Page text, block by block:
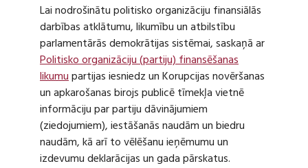
Lai nodrošinātu politisko organizāciju finansiālās
darbības atklātumu, likumību un atbilstību
parlamentārās demokrātijas sistēmai, saskaņā ar
Politisko organizāciju (partiju) finansēšanas
likumupartijas iesniedz un Korupcijas novēršanas
un apkarošanas birojs publicē tīmekļa vietnē
informāciju par partiju dāvinājumiem
(ziedojumiem), iestāšanās naudām un biedru
naudām, kā arī to vēlēšanu ieņēmumu un
izdevumu deklarācijas un gada pārskatus.